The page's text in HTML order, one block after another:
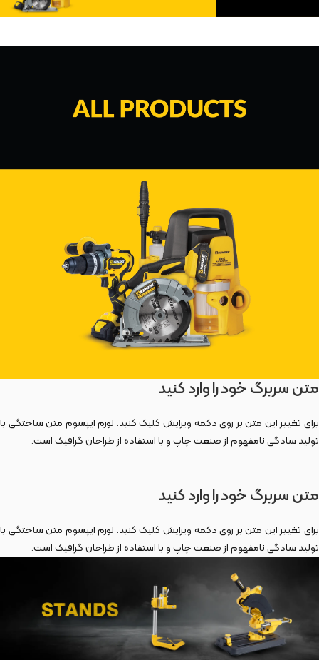
متن سربرگ خود را وارد کنید
برای تغییر این متن بر روی دکمه ویرایش کلیک کنید. لورم ایپسوم متن ساختگی با
تولید سادگی نامفهوم از صنعت چاپ و با استفاده از طراحان گرافیک است.
متن سربرگ خود را وارد کنید
برای تغییر این متن بر روی دکمه ویرایش کلیک کنید. لورم ایپسوم متن ساختگی با
تولید سادگی نامفهوم از صنعت چاپ و با استفاده از طراحان گرافیک است.